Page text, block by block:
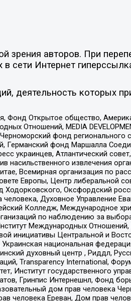
зрения авторов. При
сети Интернет
деятельность которых
Фонд Открытое общество,
Отношений, MEDIA
фонд регионального
фонд Маршалла
украинцев, Атлантический
извлечения
Всемирная организация по
Европы, Центр либеральной
Ходорковского, Оксфордский
Духовное Управление
Колледж, Международное
по наблюдению за
Международных
инициативы Центральной и
национальная
духовный центр , Риддл,
Transparеncy International,
Институт государственного
Гринпис Интернешнл, Фонд
дом прав человека
человека Ереван, Дом прав